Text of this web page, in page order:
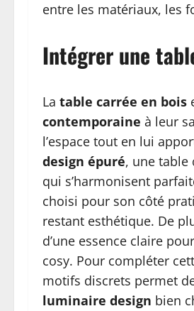
entre les matériaux, les
Intégrer une
La table carrée en bois
contemporaine à leur
l’espace tout en lui
design épuré, une table
qui s’harmonisent
choisi pour son côté
restant esthétique. De
d’une essence claire
cosy. Pour compléter
motifs discrets permet
luminaire design bien